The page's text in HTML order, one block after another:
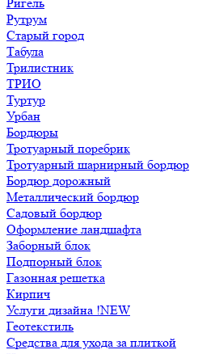
Рутрум
Старый город
Табула
Трилистник
ТРИО
Туртур
Урбан
Бордюры
Тротуарный поребрик
Тротуарный шарнирный бордюр
Бордюр дорожный
Металлический бордюр
Садовый бордюр
Оформление ландшафта
Заборный блок
Подпорный блок
Газонная решетка
Кирпич
Услуги дизайна !NEW
Геотекстиль
Средства для ухода за плиткой